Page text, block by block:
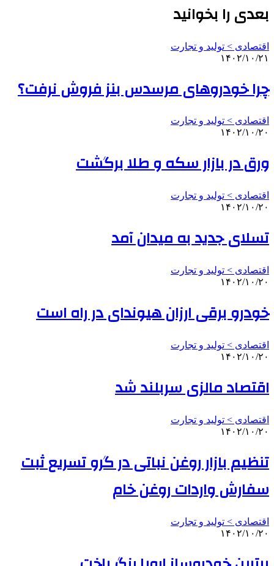
بعدی را بخوانید
اقتصادی > تولید و تجارت
۱۴۰۲/۱۰/۲۱
چرا خودروهای مرسدس بنز فروش نرفت؟
اقتصادی > تولید و تجارت
۱۴۰۲/۱۰/۲۰
ورق در بازار سکه و طلا برگشت
اقتصادی > تولید و تجارت
۱۴۰۲/۱۰/۲۰
تسلای جدید به میدان آمد
اقتصادی > تولید و تجارت
۱۴۰۲/۱۰/۲۰
خودرو برقی ارزان هیوندای در راه است
اقتصادی > تولید و تجارت
۱۴۰۲/۱۰/۲۰
اقتصاد مالزی سربلند شد
اقتصادی > تولید و تجارت
۱۴۰۲/۱۰/۲۰
تنظیم بازار روغن نباتی در گرو تسریع ثبت
سفارش واردات روغن خام
اقتصادی > تولید و تجارت
۱۴۰۲/۱۰/۲۰